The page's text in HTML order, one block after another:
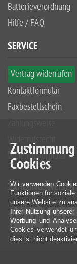
Batterieverordnung
Hilfe / FAQ
SERVICE
Vertrag widerrufen
Kontaktformular
Faxbestellschein
Widerrufsformular
ZAHLUNGSWEISEN
Cookies
Wir verwenden
Funktionen für
unsere Website zu
Ihrer Nutzung
Werbung und
Cookies verwendet
dies ist nicht